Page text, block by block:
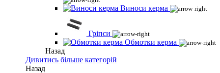
Виноси керма
Гріпси
Обмотки керма
Назад
Дивитись більше категорій
Назад